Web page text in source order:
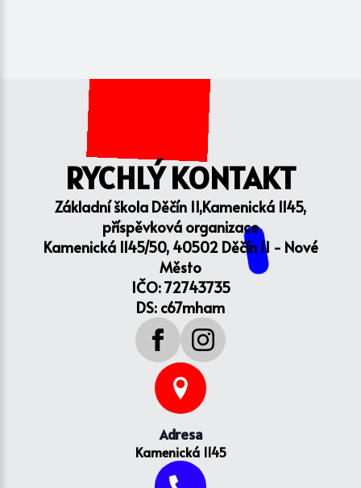
RYCHLÝ KONTAKT
Základní škola Děčín II,Kamenická 1145,
příspěvková organizace
Kamenická 1145/50, 40502 Děčín II - Nové
Město
IČO: 72743735
DS: c67mham
Adresa
Kamenická 1145